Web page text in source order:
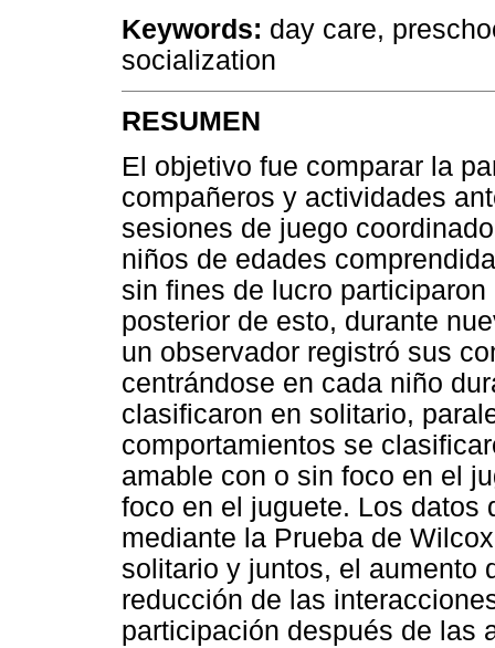
Keywords: day care,
socialization
RESUMEN
El objetivo fue comparar la
compañeros y actividades
sesiones de juego
niños de edades
sin fines de lucro
posterior de esto, durante
un observador registró sus
centrándose en cada niño
clasificaron en solitario,
comportamientos se
amable con o sin foco en el
foco en el juguete. Los datos
mediante la Prueba de
solitario y juntos, el aumento
reducción de las
participación después de las